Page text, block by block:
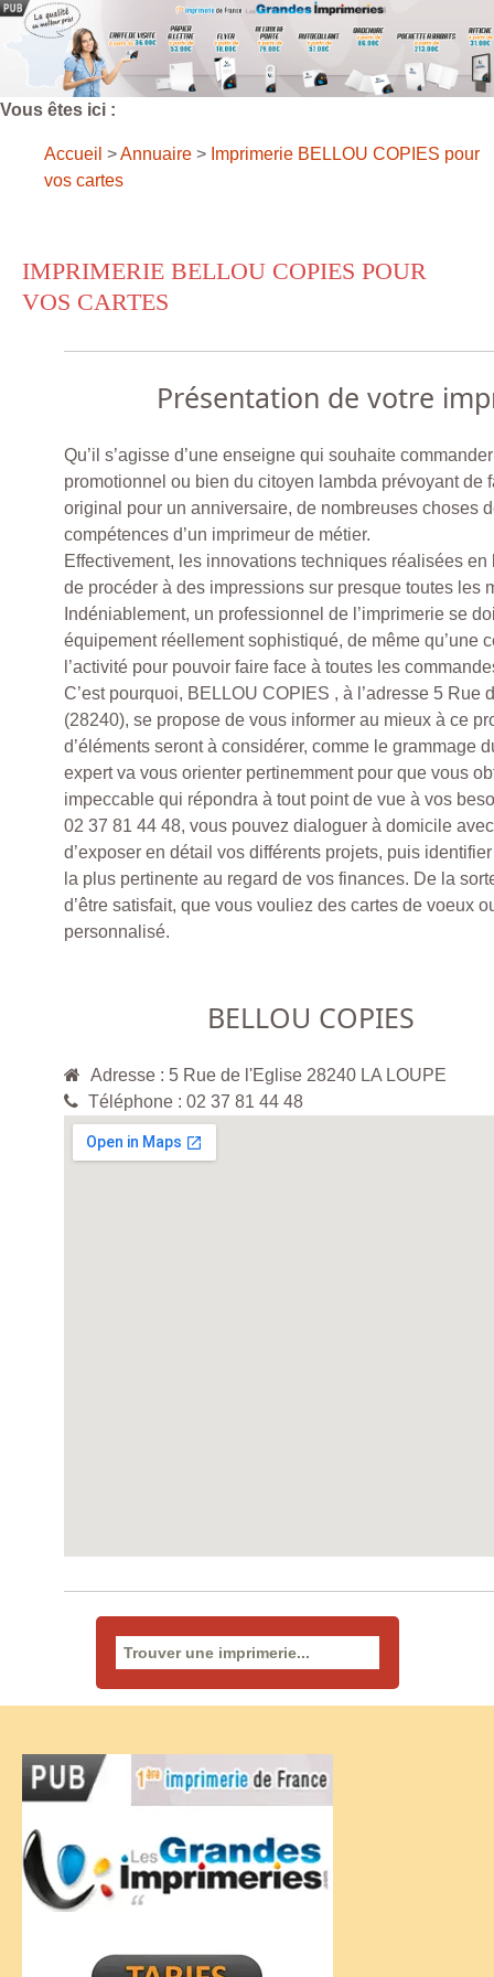
Vous êtes ici :
Accueil >Annuaire > Imprimerie BELLOU COPIES pour
vos cartes
IMPRIMERIE BELLOU COPIES POUR
VOS CARTES
Présentation de votre
Qu’il s’agisse d’une enseigne qui souhaite
promotionnel ou bien du citoyen lambda prévoyant de
original pour un anniversaire, de nombreuses choses
compétences d’un imprimeur de métier.
Effectivement, les innovations techniques réalisées en
de procéder à des impressions sur presque toutes les
Indéniablement, un professionnel de l’imprimerie se
équipement réellement sophistiqué, de même qu’une
l’activité pour pouvoir faire face à toutes les
C’est pourquoi, BELLOU COPIES , à l’adresse 5 Rue
(28240), se propose de vous informer au mieux à ce
d’éléments seront à considérer, comme le grammage
expert va vous orienter pertinemment pour que vous
impeccable qui répondra à tout point de vue à vos
02 37 81 44 48, vous pouvez dialoguer à domicile
d’exposer en détail vos différents projets, puis
la plus pertinente au regard de vos finances. De la
d’être satisfait, que vous vouliez des cartes de voeux
personnalisé.
BELLOU COPIES
Adresse : 5 Rue de l'Eglise 28240 LA LOUPE
Téléphone : 02 37 81 44 48
Rechercher